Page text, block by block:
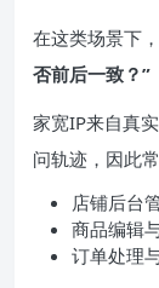
在这类场景下
否前后一致？”
家宽IP来自真
问轨迹，因此
店铺后台
商品编辑
订单处理